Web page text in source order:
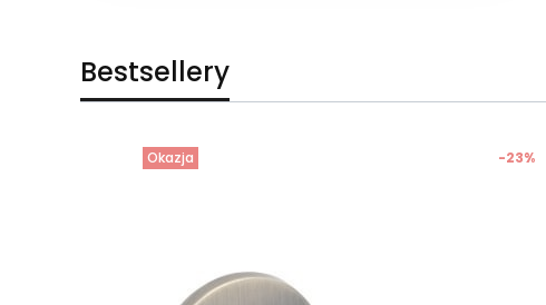
Bestsellery
Okazja -23%